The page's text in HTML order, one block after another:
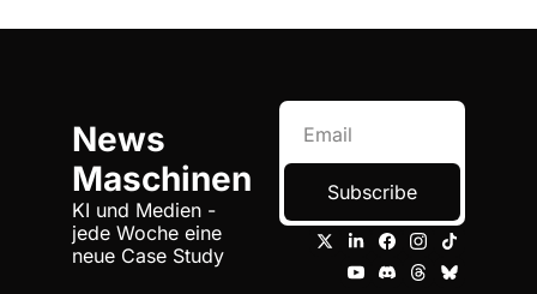
News
Maschinen
KI und Medien -
jede Woche eine
neue Case Study
Subscribe